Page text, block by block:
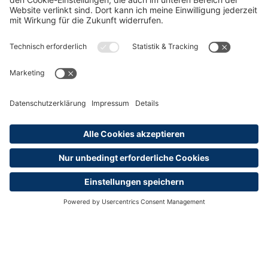
oder per E-Mail:
shop@dihk-bildung.shop
Vertrag widerrufen
Zahlungsarten
Social Media